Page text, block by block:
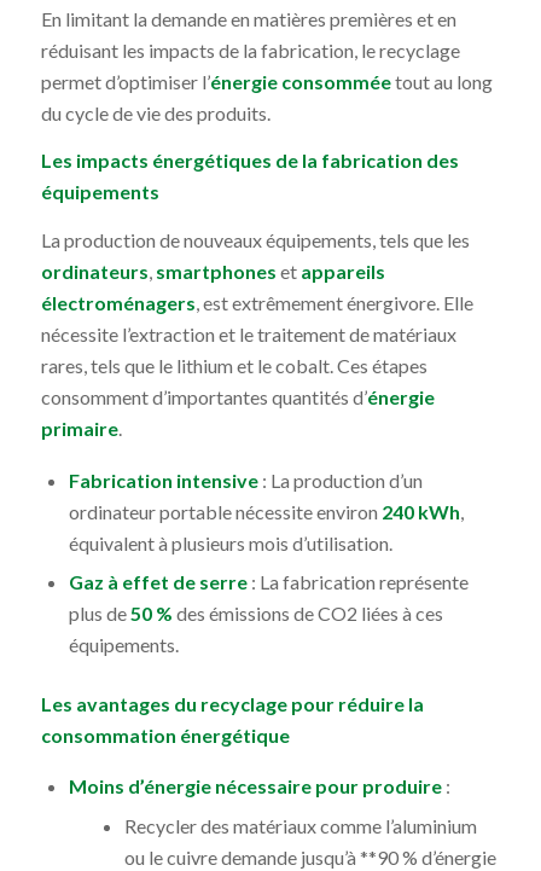
En limitant la demande en matières premières et en
réduisant les impacts de la fabrication, le recyclage
permet d’optimiser l’énergie consomméetout au long
du cycle de vie des produits.
Les impacts énergétiques de la fabrication des
équipements
La production de nouveaux équipements, tels que les
ordinateurs, smartphones et appareils
électroménagers, est extrêmement énergivore. Elle
nécessite l’extraction et le traitement de matériaux
rares, tels que le lithium et le cobalt. Ces étapes
consomment d’importantes quantités d’énergie
primaire.
Fabrication intensive: La production d’un
ordinateur portable nécessite environ 240 kWh
équivalent à plusieurs mois d’utilisation.
Gaz à effet de serre: La fabrication représente
plus de 50 % des émissions de CO2 liées à ces
équipements.
Les avantages du recyclage pour réduire la
consommation énergétique
Moins d’énergie nécessaire pour produire:
Recycler des matériaux comme l’aluminium
ou le cuivre demande jusqu’à **90 % d’énergie